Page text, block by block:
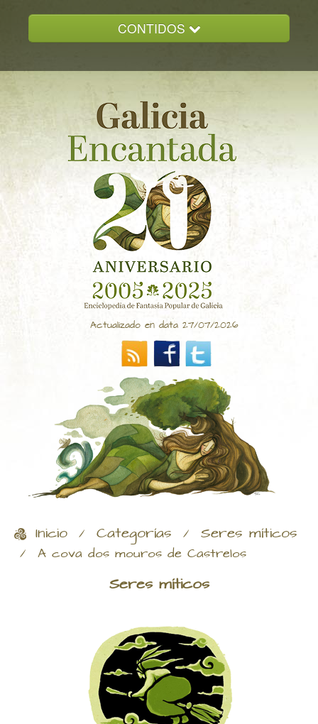
CONTIDOS
GALICIA ENCANTADA
DOCUMENTACION
NOVAS
CONTACTO
Actualizado en data 27/07/2026
Inicio / Categorías / Seres míticos
/ A cova dos mouros de Castrelos
Seres míticos